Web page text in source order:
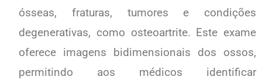
ósseas, fraturas, tumores e condições
degenerativas, como osteoartrite. Este exame
oferece imagens bidimensionais dos ossos,
permitindo aos médicos identificar